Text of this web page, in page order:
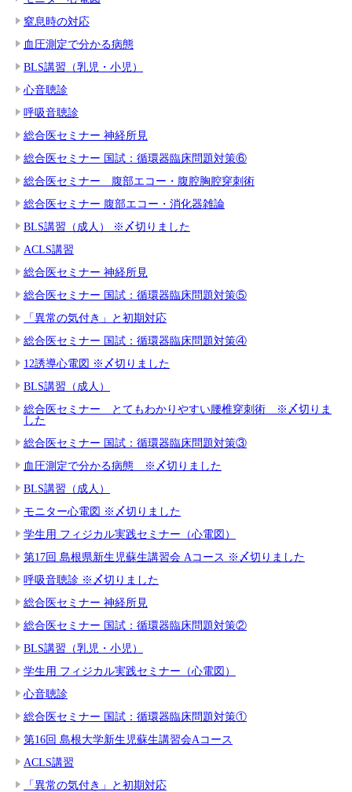
窒息時の対応
血圧測定で分かる病態
BLS講習（乳児・小児）
心音聴診
呼吸音聴診
総合医セミナー 神経所見
総合医セミナー 国試：循環器臨床問題対策⑥
総合医セミナー 腹部エコー・腹腔胸腔穿刺術
総合医セミナー 腹部エコー・消化器雑論
BLS講習（成人） ※〆切りました
ACLS講習
総合医セミナー 神経所見
総合医セミナー 国試：循環器臨床問題対策⑤
「異常の気付き」と初期対応
総合医セミナー 国試：循環器臨床問題対策④
12誘導心電図 ※〆切りました
BLS講習（成人）
総合医セミナー とてもわかりやすい腰椎穿刺術 ※〆切りま
した
総合医セミナー 国試：循環器臨床問題対策③
血圧測定で分かる病態 ※〆切りました
BLS講習（成人）
モニター心電図 ※〆切りました
学生用 フィジカル実践セミナー（心電図）
第17回 島根県新生児蘇生講習会 Aコース ※〆切りました
呼吸音聴診 ※〆切りました
総合医セミナー 神経所見
総合医セミナー 国試：循環器臨床問題対策②
BLS講習（乳児・小児）
学生用 フィジカル実践セミナー（心電図）
心音聴診
総合医セミナー 国試：循環器臨床問題対策①
第16回 島根大学新生児蘇生講習会Aコース
ACLS講習
「異常の気付き」と初期対応